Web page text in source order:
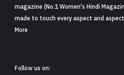
magazine (No.1 Women's Hindi
made to touch every aspect and
More
Follow us on: